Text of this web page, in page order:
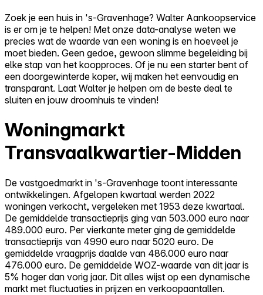
Zoek je een huis in 's-Gravenhage? Walter Aankoopservice
is er om je te helpen! Met onze data-analyse weten we
precies wat de waarde van een woning is en hoeveel je
moet bieden. Geen gedoe, gewoon slimme begeleiding bij
elke stap van het koopproces. Of je nu een starter bent of
een doorgewinterde koper, wij maken het eenvoudig en
transparant. Laat Walter je helpen om de beste deal te
sluiten en jouw droomhuis te vinden!
Woningmarkt
Transvaalkwartier-Midden
De vastgoedmarkt in 's-Gravenhage toont interessante
ontwikkelingen. Afgelopen kwartaal werden 2022
woningen verkocht, vergeleken met 1953 deze kwartaal.
De gemiddelde transactieprijs ging van 503.000 euro naar
489.000 euro. Per vierkante meter ging de gemiddelde
transactieprijs van 4990 euro naar 5020 euro. De
gemiddelde vraagprijs daalde van 486.000 euro naar
476.000 euro. De gemiddelde WOZ-waarde van dit jaar is
5% hoger dan vorig jaar. Dit alles wijst op een dynamische
markt met fluctuaties in prijzen en verkoopaantallen.